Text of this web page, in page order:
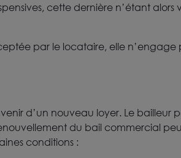
cette dernière n’étant alors
par le locataire, elle n’engage
d’un nouveau loyer. Le bailleur
du bail commercial
conditions :